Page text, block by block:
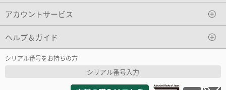
アカウントサービス
ヘルプ＆ガイド
シリアル番号をお持ちの方
シリアル番号入力